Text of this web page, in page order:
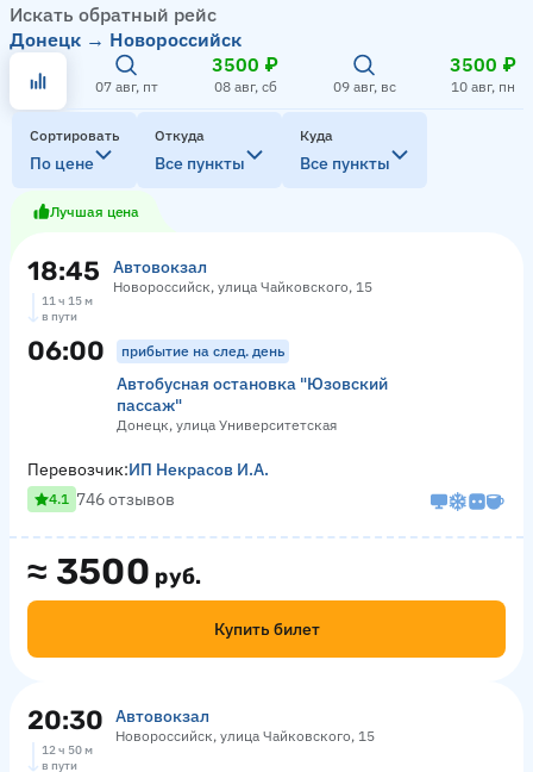
Искать обратный рейс
Донецк → Новороссийск
07 авг, пт
3500 ₽
08 авг, сб 09 авг, вс
3500 ₽
10 авг, пн
Сортировать
По цене
Откуда
Все пункты
Куда
Все пункты
Лучшая цена
18:45 Автовокзал
Новороссийск, улица Чайковского, 15
11 ч 15 м
в пути
06:00 прибытие на след. день
Автобусная остановка "Юзовский
пассаж"
Донецк, улица Университетская
≈ 3500 руб.
Купить билет
Перевозчик:ИП Некрасов И.А.
4.1 746 отзывов
20:30 Автовокзал
Новороссийск, улица Чайковского, 15
12 ч 50 м
в пути